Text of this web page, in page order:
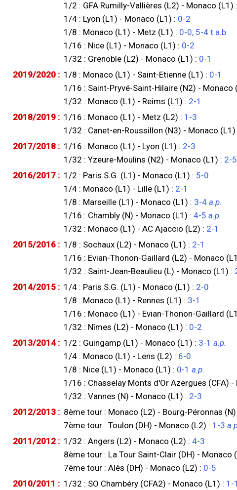
1/2 : GFA Rumilly-Vallières (L2) - Monaco (L1) :
1/4 : Lyon (L1) - Monaco (L1) : 0-2
1/8 : Monaco (L1) - Metz (L1) : 0-0, 5-4 t.a.b.
1/16 : Nice (L1) - Monaco (L1) : 0-2
1/32 : Grenoble (L2) - Monaco (L1) : 0-1
2019/2020 : 1/8 : Monaco (L1) - Saint-Etienne (L1) : 0-1
1/16 : Saint-Pryvé-Saint-Hilaire (N2) - Monaco
1/32 : Monaco (L1) - Reims (L1) : 2-1
2018/2019 : 1/16 : Monaco (L1) - Metz (L2) : 1-3
1/32 : Canet-en-Roussillon (N3) - Monaco (L1)
2017/2018 : 1/16 : Monaco (L1) - Lyon (L1) : 2-3
1/32 : Yzeure-Moulins (N2) - Monaco (L1) : 2-5
2016/2017 : 1/2 : Paris S.G. (L1) - Monaco (L1) : 5-0
1/4 : Monaco (L1) - Lille (L1) : 2-1
1/8 : Marseille (L1) - Monaco (L1) : 3-4 a.p.
1/16 : Chambly (N) - Monaco (L1) : 4-5 a.p.
1/32 : Monaco (L1) - AC Ajaccio (L2) : 2-1
2015/2016 : 1/8 : Sochaux (L2) - Monaco (L1) : 2-1
1/16 : Evian-Thonon-Gaillard (L2) - Monaco
1/32 : Saint-Jean-Beaulieu (L) - Monaco (L1) :
2014/2015 : 1/4 : Paris S.G. (L1) - Monaco (L1) : 2-0
1/8 : Monaco (L1) - Rennes (L1) : 3-1
1/16 : Monaco (L1) - Evian-Thonon-Gaillard
1/32 : Nîmes (L2) - Monaco (L1) : 0-2
2013/2014 : 1/2 : Guingamp (L1) - Monaco (L1) : 3-1 a.p.
1/4 : Monaco (L1) - Lens (L2) : 6-0
1/8 : Nice (L1) - Monaco (L1) : 0-1 a.p.
1/16 : Chasselay Monts d'Or Azergues (CFA) -
1/32 : Vannes (N) - Monaco (L1) : 2-3
2012/2013 : 8ème tour : Monaco (L2) - Bourg-Péronnas (N)
7ème tour : Toulon (DH) - Monaco (L2) : 1-3
2011/2012 : 1/32 : Angers (L2) - Monaco (L2) : 4-3
8ème tour : La Tour Saint-Clair (DH) - Monaco
7ème tour : Alès (DH) - Monaco (L2) : 0-5
2010/2011 : 1/32 : SO Chambéry (CFA2) - Monaco (L1) : 1-